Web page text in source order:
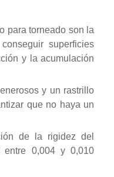
para torneado son la
superficies
y la acumulación
y un rastrillo
que no haya un
de la rigidez del
entre 0,004 y 0,010